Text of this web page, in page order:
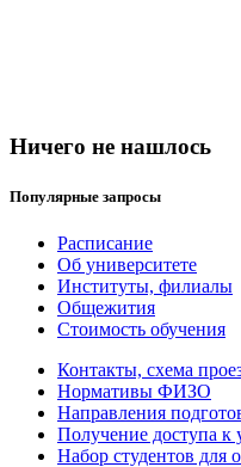
Ничего не нашлось
Популярные запросы
Расписание
Об университете
Институты, филиалы
Общежития
Стоимость обучения
Контакты, схема
Нормативы ФИЗО
Направления
Получение доступа
Набор студентов для